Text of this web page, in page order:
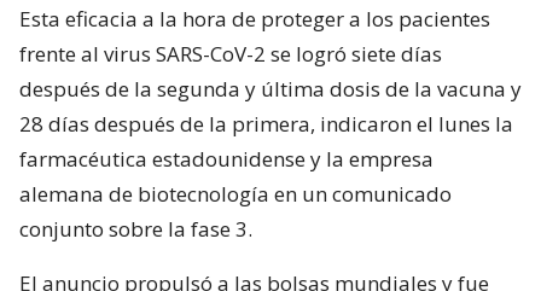
Esta eficacia a la hora de proteger a los pacientes
frente al virus SARS-CoV-2 se logró siete días
después de la segunda y última dosis de la vacuna y
28 días después de la primera, indicaron el lunes la
farmacéutica estadounidense y la empresa
alemana de biotecnología en un comunicado
conjunto sobre la fase 3.
El anuncio propulsó a las bolsas mundiales y fue